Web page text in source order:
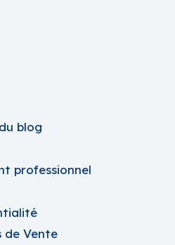
blog
professionnel
de Vente